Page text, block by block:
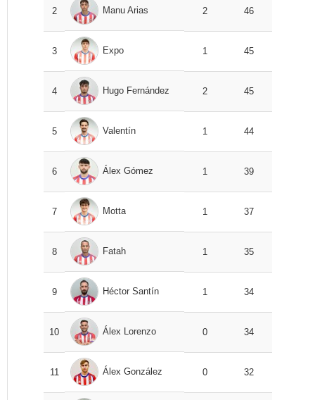
2 Manu Arias 2 46
3 Expo 1 45
4 Hugo Fernández 2 45
5 Valentín 1 44
6 Álex Gómez 1 39
7 Motta 1 37
8 Fatah 1 35
9 Héctor Santín 1 34
10 Álex Lorenzo 0 34
11 Álex González 0 32